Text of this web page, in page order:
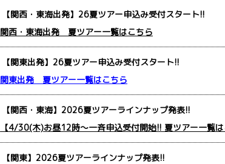
【関西・東海出発】26夏ツアー申込み受付スタート!!
関西・東海出発 夏ツアー一覧はこちら
【関東出発】26夏ツアー申込み受付スタート!!
関東出発 夏ツアー一覧はこちら
【関西・東海】2026夏ツアーラインナップ発表!!
【4/30(木)お昼12時～一斉申込受付開始!! 夏ツアー一覧は
【関東】2026夏ツアーラインナップ発表!!